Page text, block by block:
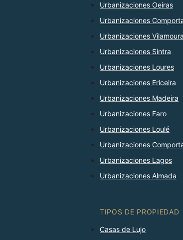
Urbanizaciones Oeiras
Urbanizaciones
Urbanizaciones Vilamoura
Urbanizaciones Sintra
Urbanizaciones Loures
Urbanizaciones Ericeira
Urbanizaciones Madeira
Urbanizaciones Faro
Urbanizaciones Loulé
Urbanizaciones
Urbanizaciones Lagos
Urbanizaciones Almada
TIPOS DE PROPIEDAD
Casas de Lujo